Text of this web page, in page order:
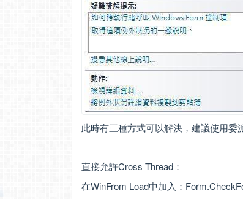
此時有三種方式可以解決，建議使用委
直接允許Cross Thread：
在WinFrom Load中加入：